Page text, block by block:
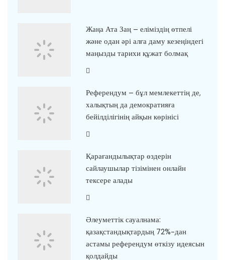
Жаңа Ата Заң – еліміздің өтпелі
және одан әрі алға даму кезеңіндегі
маңызды тарихи құжат болмақ
Референдум – бұл мемлекеттің де,
халықтың да демократияға
бейілділігінің айқын көрінісі
Қарағандылықтар өздерін
сайлаушылар тізімінен онлайн
тексере алады
Әлеуметтік сауалнама:
қазақстандықтардың 72%-дан
астамы референдум өткізу идеясын
қолдайды